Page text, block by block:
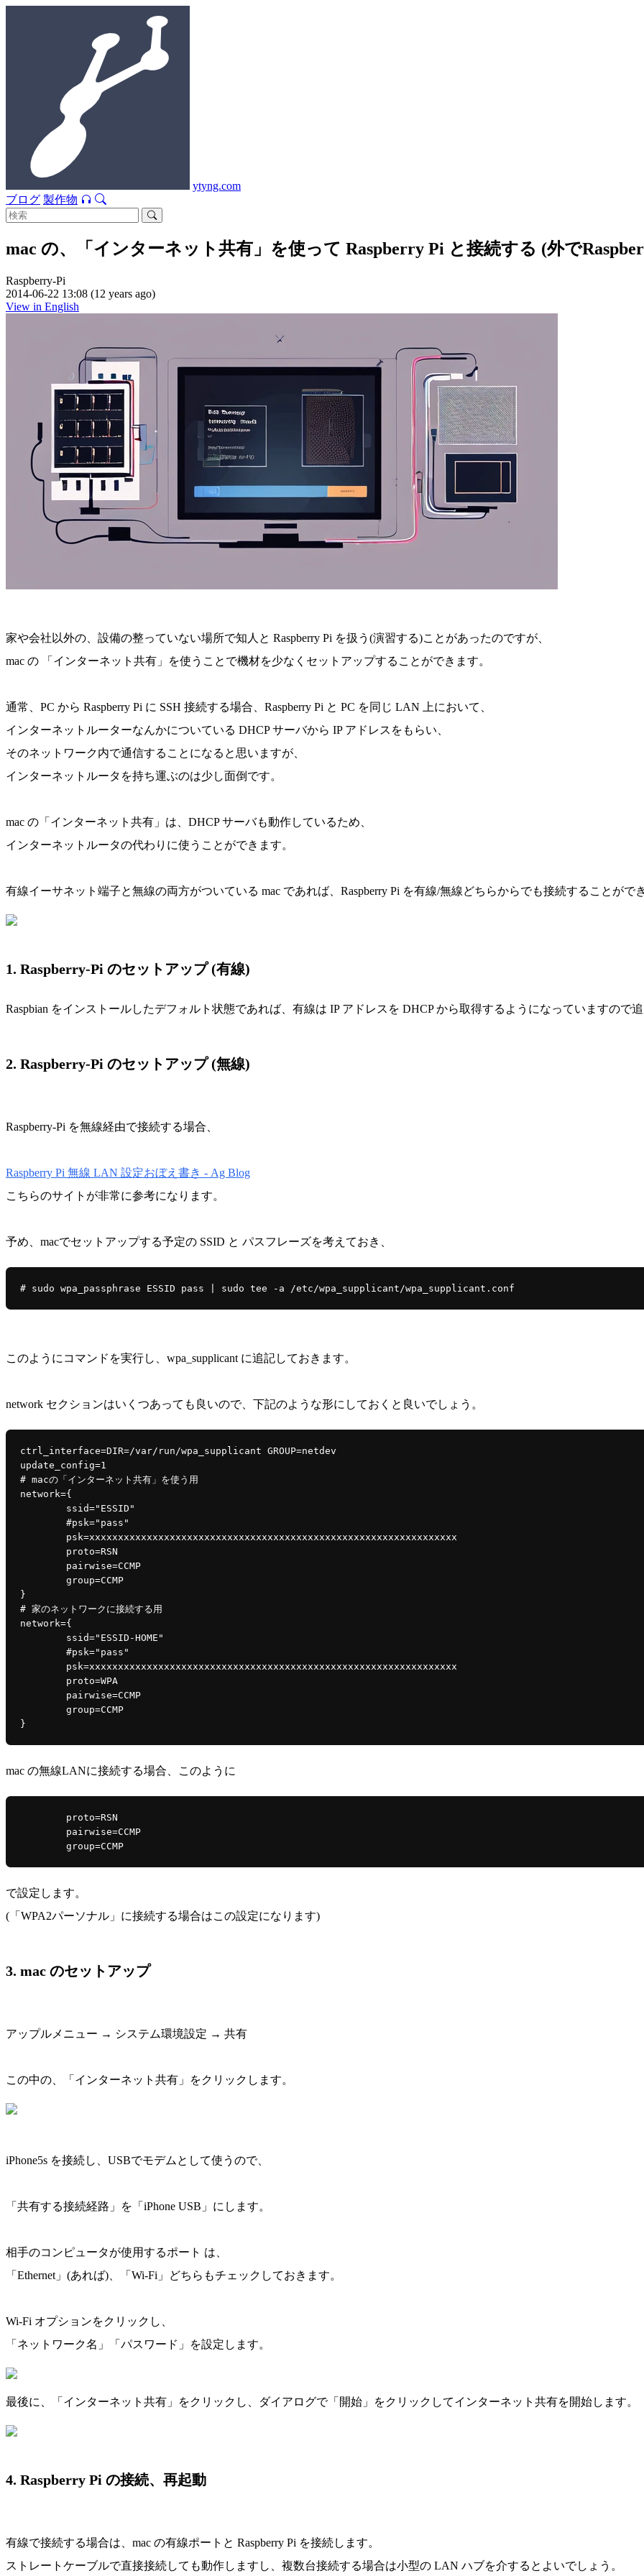
ytyng.com
ブログ 製作物
mac の、「インターネット共有」を使って Raspberry Pi と接続する (外で
Raspberry-Pi
2014-06-22 13:08 (12 years ago)
View in English
家や会社以外の、設備の整っていない場所で知人と Raspberry Pi を扱う(演習する)ことがあったのですが、
mac の 「インターネット共有」を使うことで機材を少なくセットアップすることができます。
通常、PC から Raspberry Pi に SSH 接続する場合、Raspberry Pi と PC を同じ LAN 上において、
インターネットルーターなんかについている DHCP サーバから IP アドレスをもらい、
そのネットワーク内で通信することになると思いますが、
インターネットルータを持ち運ぶのは少し面倒です。
mac の「インターネット共有」は、DHCP サーバも動作しているため、
インターネットルータの代わりに使うことができます。
有線イーサネット端子と無線の両方がついている mac であれば、Raspberry Pi を有線/無線どちらからでも接続することがで
1. Raspberry-Pi のセットアップ (有線)
Raspbian をインストールしたデフォルト状態であれば、有線は IP アドレスを DHCP から取得するようになっていますので
2. Raspberry-Pi のセットアップ (無線)
Raspberry-Pi を無線経由で接続する場合、
Raspberry Pi 無線 LAN 設定おぼえ書き - Ag Blog
こちらのサイトが非常に参考になります。
予め、macでセットアップする予定の SSID と パスフレーズを考えておき、
このようにコマンドを実行し、wpa_supplicant に追記しておきます。
network セクションはいくつあっても良いので、下記のような形にしておくと良いでしょう。
ctrl_interface=DIR=/var/run/wpa_supplicant GROUP=netdev
update_config=1
# macの「インターネット共有」を使う用
network={
}
# 家のネットワークに接続する用
network={
mac の無線LANに接続する場合、このように
	group=CCMP
で設定します。
(「WPA2パーソナル」に接続する場合はこの設定になります)
3. mac のセットアップ
アップルメニュー → システム環境設定 → 共有
この中の、「インターネット共有」をクリックします。
iPhone5s を接続し、USBでモデムとして使うので、
「共有する接続経路」を「iPhone USB」にします。
相手のコンピュータが使用するポート は、
「Ethernet」(あれば)、「Wi-Fi」どちらもチェックしておきます。
Wi-Fi オプションをクリックし、
「ネットワーク名」「パスワード」を設定します。
最後に、「インターネット共有」をクリックし、ダイアログで「開始」をクリックしてインターネット共有を開始します。
4. Raspberry Pi の接続、再起動
有線で接続する場合は、mac の有線ポートと Raspberry Pi を接続します。
ストレートケーブルで直接接続しても動作しますし、複数台接続する場合は小型の LAN ハブを介するとよいでしょう。